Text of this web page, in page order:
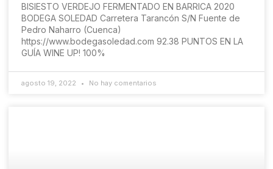
BISIESTO VERDEJO FERMENTADO EN BARRICA 2020
BODEGA SOLEDAD Carretera Tarancón S/N Fuente de
Pedro Naharro (Cuenca)
https://www.bodegasoledad.com 92.38 PUNTOS EN LA
GUÍA WINE UP! 100%
agosto 19, 2022 No hay comentarios